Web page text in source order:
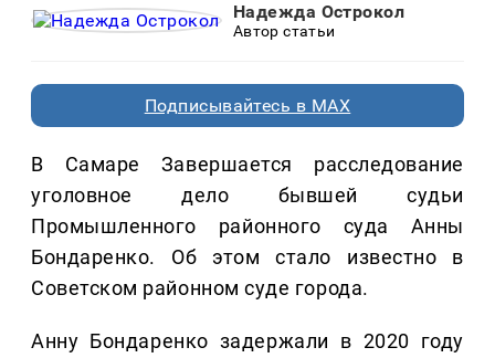
Надежда Острокол
Автор статьи
Подписывайтесь в MAX
В Самаре Завершается расследование
уголовное дело бывшей судьи
Промышленного районного суда Анны
Бондаренко. Об этом стало известно в
Советском районном суде города.
Анну Бондаренко задержали в 2020 году